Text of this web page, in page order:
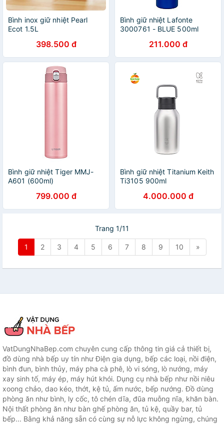
Bình inox giữ nhiệt Pearl
Ecot 1.5L
398.500 đ
Bình giữ nhiệt Lafonte
3000761 - BLUE 500ml
211.000 đ
Bình giữ nhiệt Tiger MMJ-
A601 (600ml)
799.000 đ
Bình giữ nhiệt Titanium Keith
Ti3105 900ml
4.000.000 đ
Trang 1/11
1 2 3 4 5 6 7 8 9 10 »
VatDungNhaBep.com chuyên cung cấp thông tin giá cả thiết bị,
đồ dùng nhà bếp uy tín như Điện gia dụng, bếp các loại, nồi điện,
bình đun, bình thủy, máy pha cà phê, lò vi sóng, lò nướng, máy
xay sinh tố, máy ép, máy hút khói. Dụng cụ nhà bếp như nồi niêu
xoong chảo, dao kéo, thớt, kệ tủ, ấm nước, bếp nướng. Đồ dùng
phòng ăn như bình, ly cốc, tô chén dĩa, đũa muỗng nĩa, khăn bàn.
Nội thất phòng ăn như bàn ghế phòng ăn, tủ kệ, quầy bar, tủ
bếp... Bằng khả năng sẵn có cùng sự nỗ lực không ngừng, chúng